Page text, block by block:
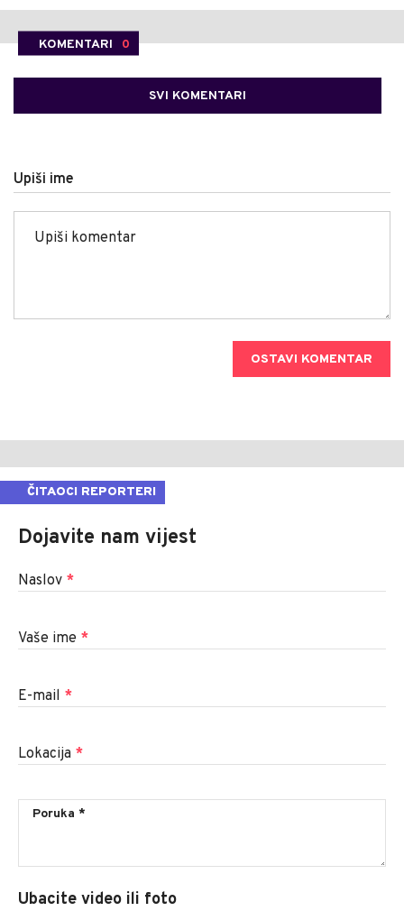
KOMENTARI 0
SVI KOMENTARI
Upiši ime
OSTAVI KOMENTAR
ČITAOCI REPORTERI
Dojavite nam vijest
Naslov *
Vaše ime *
E-mail *
Lokacija *
Ubacite video ili foto